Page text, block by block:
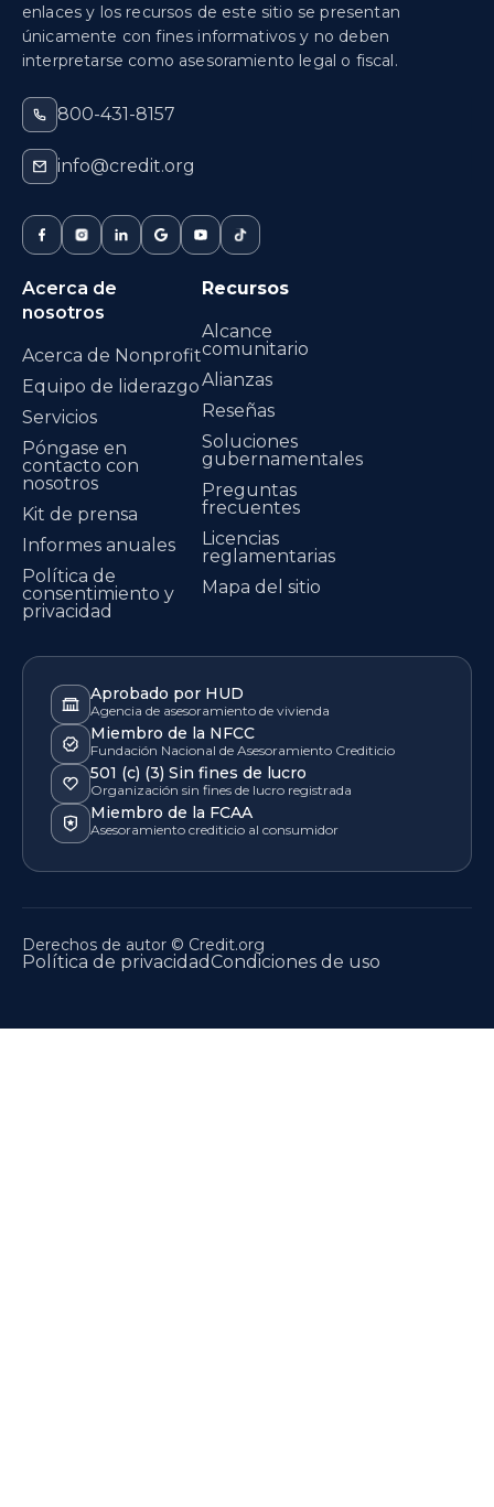
enlaces y los recursos de este sitio se presentan
únicamente con fines informativos y no deben
interpretarse como asesoramiento legal o fiscal.
800-431-8157
info@credit.org
Acerca de
nosotros
Acerca de Nonprofit
Equipo de liderazgo
Servicios
Póngase en
contacto con
nosotros
Kit de prensa
Informes anuales
Política de
consentimiento y
privacidad
Recursos
Alcance
comunitario
Alianzas
Reseñas
Soluciones
gubernamentales
Preguntas
frecuentes
Licencias
reglamentarias
Mapa del sitio
Aprobado por HUD
Agencia de asesoramiento de vivienda
Miembro de la NFCC
Fundación Nacional de Asesoramiento Crediticio
501 (c) (3) Sin fines de lucro
Organización sin fines de lucro registrada
Miembro de la FCAA
Asesoramiento crediticio al consumidor
Derechos de autor © Credit.org
Política de privacidadCondiciones de uso